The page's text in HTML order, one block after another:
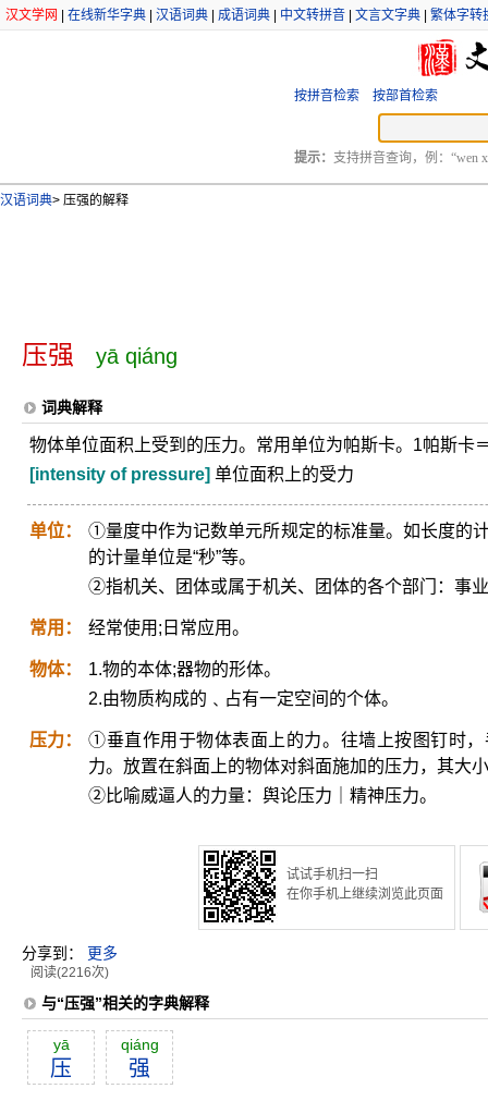
汉文学网 在线新华字典 汉语词典 成语词典 中文转拼音 文言文字典 繁体字转
按拼音检索 按部首检索
提示： 支持拼音查询，例：“wen
汉语词典> 压强的解释
压强 yā qiáng
词典解释
物体单位面积上受到的压力。常用单位为帕斯卡。1帕斯卡
[intensity of pressure] 单位面积上的受力
单位：
①量度中作为记数单元所规定的标准量。如长度的
的计量单位是“秒”等。
②指机关、团体或属于机关、团体的各个部门：事
常用： 经常使用;日常应用。
物体：
1.物的本体;器物的形体。
2.由物质构成的﹑占有一定空间的个体。
压力：
①垂直作用于物体表面上的力。往墙上按图钉时
力。放置在斜面上的物体对斜面施加的压力，其大
②比喻威逼人的力量：舆论压力｜精神压力。
试试手机扫一扫
在你手机上继续浏览此页面
分享到： 更多
阅读(2216次)
与“压强”相关的字典解释
yā
压
qiáng
强